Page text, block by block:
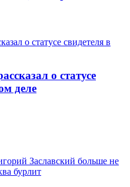
о статусе
деле